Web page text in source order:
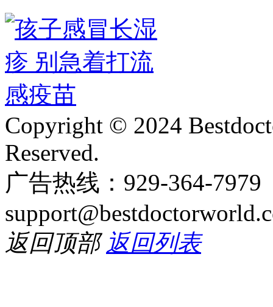
Copyright © 2024
Reserved.
广告热线：929-364-
返回顶部 返回列表